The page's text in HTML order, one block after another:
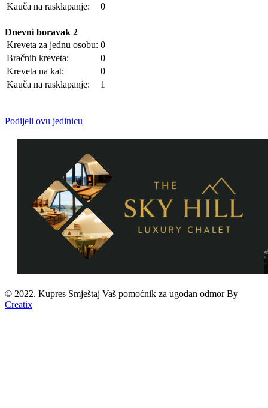
Kauča na rasklapanje:
0
Dnevni boravak 2
Kreveta za jednu osobu: 0
Bračnih kreveta:
0
Kreveta na kat:
0
Kauča na rasklapanje:
1
Podijeli ovu jedinicu
© 2022. Kupres Smještaj Vaš pomoćnik za ugodan odmor By
Creatix